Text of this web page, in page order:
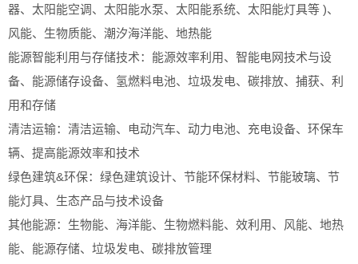
器、太阳能空调、太阳能水泵、太阳能系统、太阳能灯具等 )、
风能、生物质能、潮汐海洋能、地热能
能源智能利用与存储技术：能源效率利用、智能电网技术与设
备、能源储存设备、氢燃料电池、垃圾发电、碳排放、捕获、利
用和存储
清洁运输：清洁运输、电动汽车、动力电池、充电设备、环保车
辆、提高能源效率和技术
绿色建筑&环保：绿色建筑设计、节能环保材料、节能玻璃、节
能灯具、生态产品与技术设备
其他能源：生物能、海洋能、生物燃料能、效利用、风能、地热
能、能源存储、垃圾发电、碳排放管理